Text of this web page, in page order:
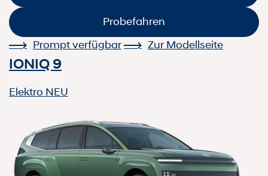
Probefahren
Prompt verfügbar
Zur Modellseite
IONIQ 9
Elektro NEU